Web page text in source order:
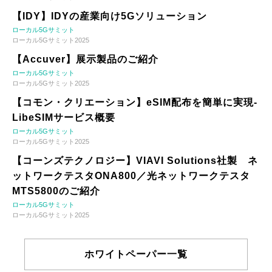
【IDY】IDYの産業向け5Gソリューション
ローカル5Gサミット
ローカル5Gサミット2025
【Accuver】展示製品のご紹介
ローカル5Gサミット
ローカル5Gサミット2025
【コモン・クリエーション】eSIM配布を簡単に実現-
LibeSIMサービス概要
ローカル5Gサミット
ローカル5Gサミット2025
【コーンズテクノロジー】VIAVI Solutions社製 ネ
ットワークテスタONA800／光ネットワークテスタ
MTS5800のご紹介
ローカル5Gサミット
ローカル5Gサミット2025
ホワイトペーパー一覧